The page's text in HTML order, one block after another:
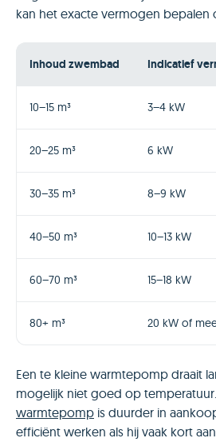
kan het exacte vermogen bepalen
Inhoud zwembad Indicatief
10–15 m³ 3–4 kW
20–25 m³ 6 kW
30–35 m³ 8–9 kW
40–50 m³ 10–13 kW
60–70 m³ 15–18 kW
80+ m³ 20 kW of
Een te kleine warmtepomp draait
mogelijk niet goed op
warmtepomp is duurder in
efficiënt werken als hij vaak kort